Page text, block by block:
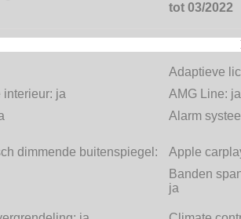
tot 03/2022
Adaptieve
interieur: ja AMG Line: ja
Alarm
dimmende buitenspiegel:
Apple
Banden
ja